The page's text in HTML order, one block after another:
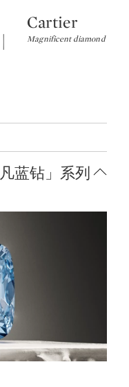
Type: lot
Cartier
Magnificent diamond ring
蓝钻」系列